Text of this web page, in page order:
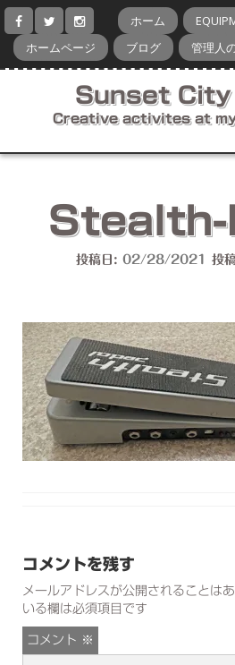
コ
ッ
ホーム
ホームページ
ブログ 管理人
Sunset
Creative activites at
Stealth-
投稿日: 02/28/2021 投
コメントを残す
メールアドレスが公開されることはあ
いる欄は必須項目です
コメント ※